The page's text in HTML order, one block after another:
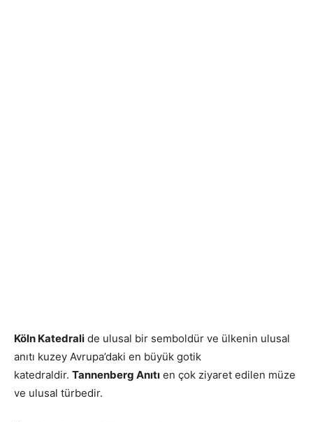
Köln Katedrali de ulusal bir semboldür ve ülkenin ulusal
anıtı kuzey Avrupa’daki en büyük gotik
katedraldir. Tannenberg Anıtı en çok ziyaret edilen müze
ve ulusal türbedir.